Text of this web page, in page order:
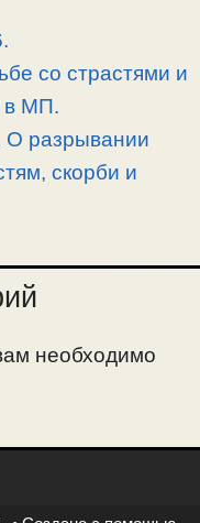
со страстями и
в МП.
разрывании
скорби и
необходимо